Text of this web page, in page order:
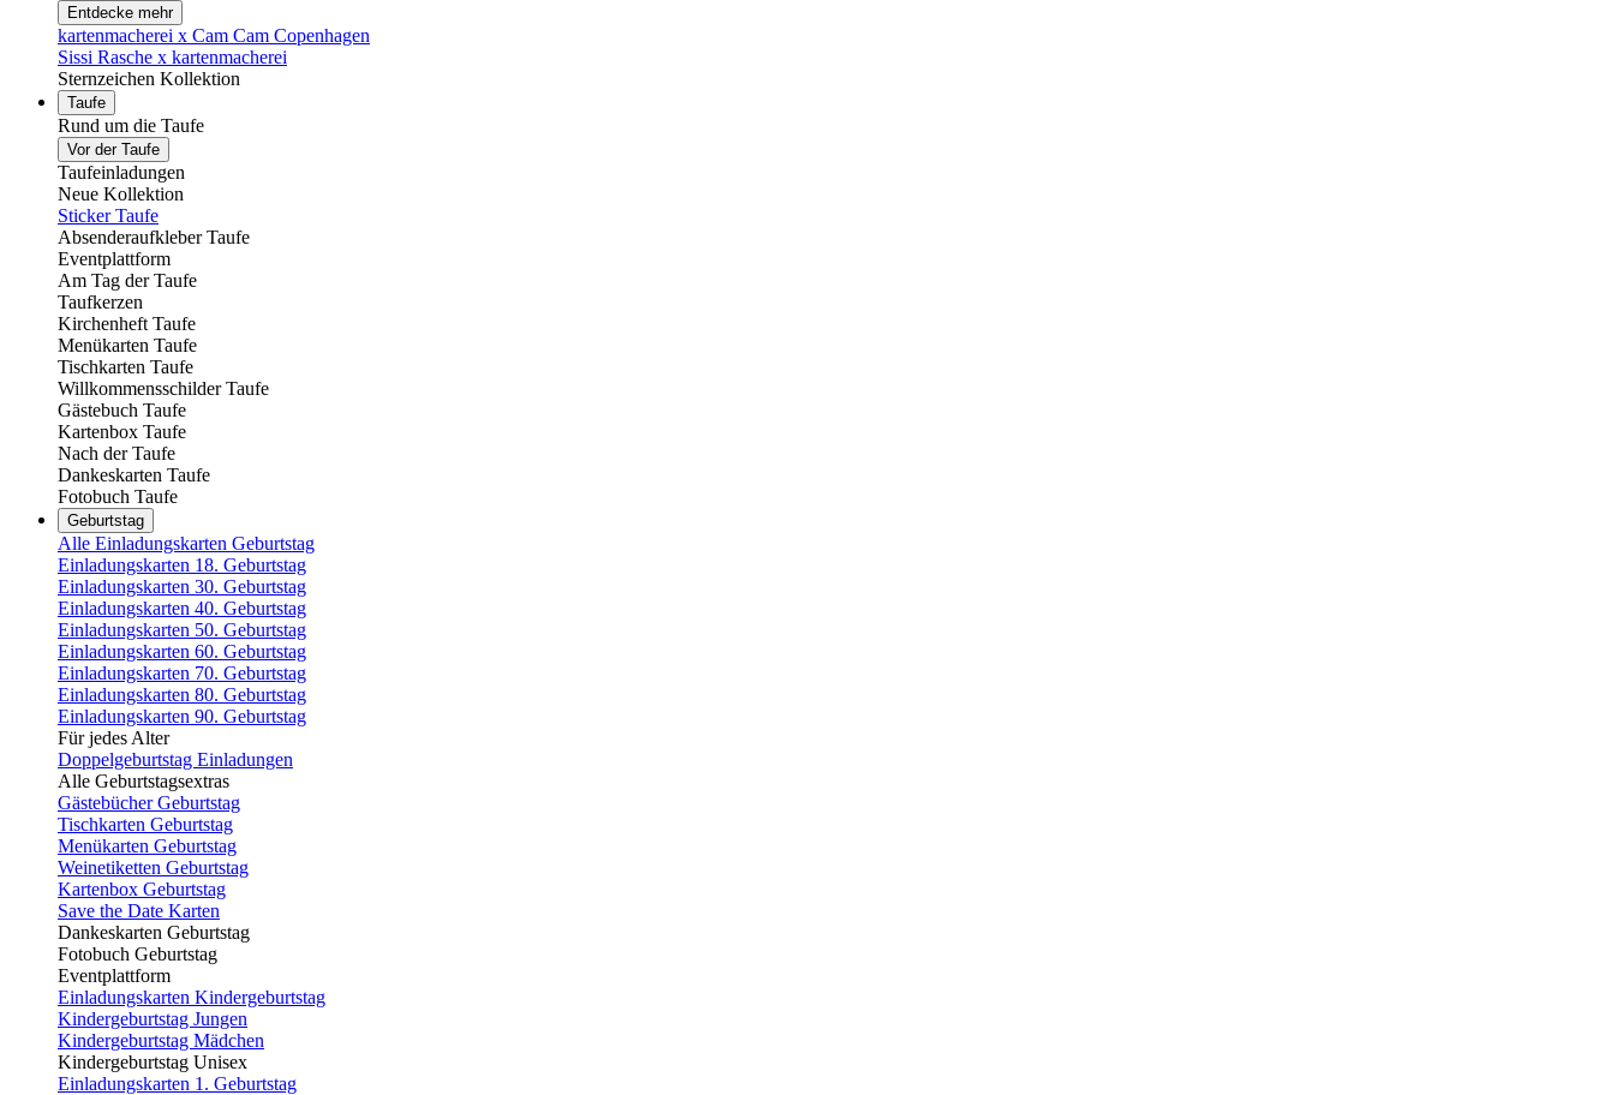
Entdecke mehr
kartenmacherei x Cam Cam Copenhagen
Sissi Rasche x kartenmacherei
Sternzeichen Kollektion
Taufe
Rund um die Taufe
Vor der Taufe
Taufeinladungen
Neue Kollektion
Sticker Taufe
Absenderaufkleber Taufe
Eventplattform
Am Tag der Taufe
Taufkerzen
Kirchenheft Taufe
Menükarten Taufe
Tischkarten Taufe
Willkommensschilder Taufe
Gästebuch Taufe
Kartenbox Taufe
Nach der Taufe
Dankeskarten Taufe
Fotobuch Taufe
Geburtstag
Alle Einladungskarten Geburtstag
Einladungskarten 18. Geburtstag
Einladungskarten 30. Geburtstag
Einladungskarten 40. Geburtstag
Einladungskarten 50. Geburtstag
Einladungskarten 60. Geburtstag
Einladungskarten 70. Geburtstag
Einladungskarten 80. Geburtstag
Einladungskarten 90. Geburtstag
Für jedes Alter
Doppelgeburtstag Einladungen
Alle Geburtstagsextras
Gästebücher Geburtstag
Tischkarten Geburtstag
Menükarten Geburtstag
Weinetiketten Geburtstag
Kartenbox Geburtstag
Save the Date Karten
Dankeskarten Geburtstag
Fotobuch Geburtstag
Eventplattform
Einladungskarten Kindergeburtstag
Kindergeburtstag Jungen
Kindergeburtstag Mädchen
Kindergeburtstag Unisex
Einladungskarten 1. Geburtstag